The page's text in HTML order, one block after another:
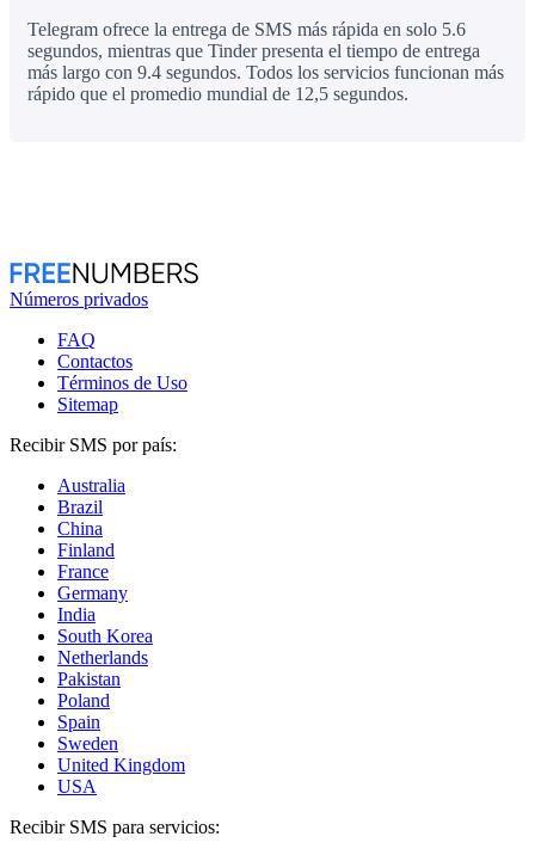
Telegram ofrece la entrega de SMS más rápida en solo 5.6
segundos, mientras que Tinder presenta el tiempo de entrega
más largo con 9.4 segundos. Todos los servicios funcionan más
rápido que el promedio mundial de 12,5 segundos.
Números privados
FAQ
Contactos
Términos de Uso
Sitemap
Recibir SMS por país:
Australia
Brazil
China
Finland
France
Germany
India
South Korea
Netherlands
Pakistan
Poland
Spain
Sweden
United Kingdom
USA
Recibir SMS para servicios: